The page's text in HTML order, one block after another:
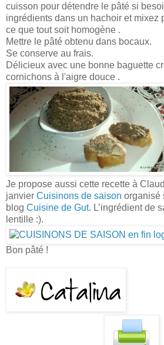
cuisson pour détendre le pâté si
ingrédients dans un hachoir et mixez
ce que tout soit homogène .
Mettre le pâté obtenu dans bocaux.
Se conserve au frais.
Délicieux avec une bonne baguette
cornichons à l'aigre douce .
Je propose aussi cette recette à
janvier Cuisinons de saison organisé
blog Cuisine de Gut. L’ingrédient de
lentille :).
Bon pâté !